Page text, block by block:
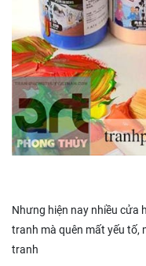
Nhưng hiện nay nhiều cửa
tranh mà quên mất yếu tố,
tranh